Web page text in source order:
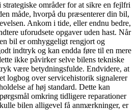
områder for at sikre en fejlfri
måde, hvorpå du præsenterer din bil,
Ankom i tide, eller endnu bedre,
uforudsete opgaver uden hast. Når
bil er omhyggeligt rengjort og
indtryk og kan endda føre til en mere
ikke påvirker selve bilens tekniske
være betydningsfulde. Endvidere, at
logbog over servicehistorik signalerer
af høj standard. Dette kan
omkring tidligere reparationer
bilen alligevel få anmærkninger, er